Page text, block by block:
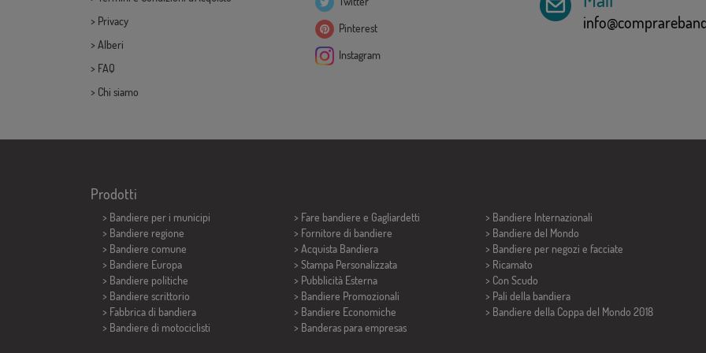
> Privacy
> Alberi
> FAQ
> Chi siamo
Pinterest
Instagram
Prodotti
> Bandiere per i municipi
> Bandiere regione
> Bandiere comune
> Bandiere Europa
> Bandiere politiche
> Bandiere scrittorio
> Fabbrica di bandiera
> Bandiere di motociclisti
> Fare bandiere e Gagliardetti
> Fornitore di bandiere
> Acquista Bandiera
> Stampa Personalizzata
> Pubblicità Esterna
> Bandiere Promozionali
> Bandiere Economiche
> Banderas para empresas
> Bandiere Internazionali
> Bandiere del Mondo
> Bandiere per negozi e facciate
> Ricamato
> Con Scudo
> Pali della bandiera
> Bandiere della Coppa del Mondo 2018